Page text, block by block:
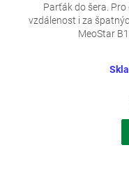
Parťák do šera.
vzdálenost i za
MeoStar